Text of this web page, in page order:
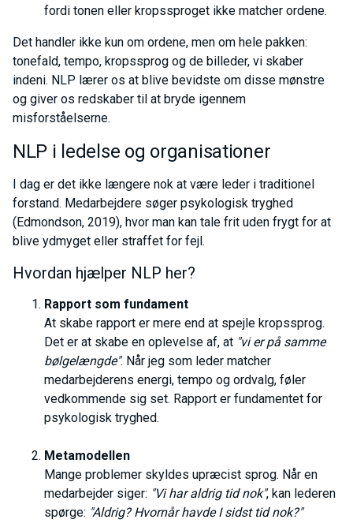
fordi tonen eller kropssproget ikke matcher ordene.
Det handler ikke kun om ordene, men om hele pakken:
tonefald, tempo, kropssprog og de billeder, vi skaber
indeni. NLP lærer os at blive bevidste om disse mønstre
og giver os redskaber til at bryde igennem
misforståelserne.
NLP i ledelse og organisationer
I dag er det ikke længere nok at være leder i traditionel
forstand. Medarbejdere søger psykologisk tryghed
(Edmondson, 2019), hvor man kan tale frit uden frygt for at
blive ydmyget eller straffet for fejl.
Hvordan hjælper NLP her?
Rapport som fundament
At skabe rapport er mere end at spejle kropssprog.
Det er at skabe en oplevelse af, at "vi er på samme
bølgelængde". Når jeg som leder matcher
medarbejderens energi, tempo og ordvalg, føler
vedkommende sig set. Rapport er fundamentet for
psykologisk tryghed.
Metamodellen
Mange problemer skyldes upræcist sprog. Når en
medarbejder siger: "Vi har aldrig tid nok", kan lederen
spørge: "Aldrig? Hvornår havde I sidst tid nok?"